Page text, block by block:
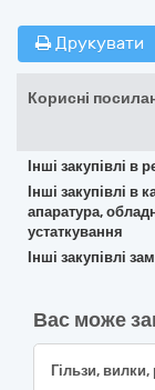
Друкувати
Корисні
Інші закупівлі в
Інші закупівлі в
апаратура,
устаткування
Інші закупівлі
Вас може